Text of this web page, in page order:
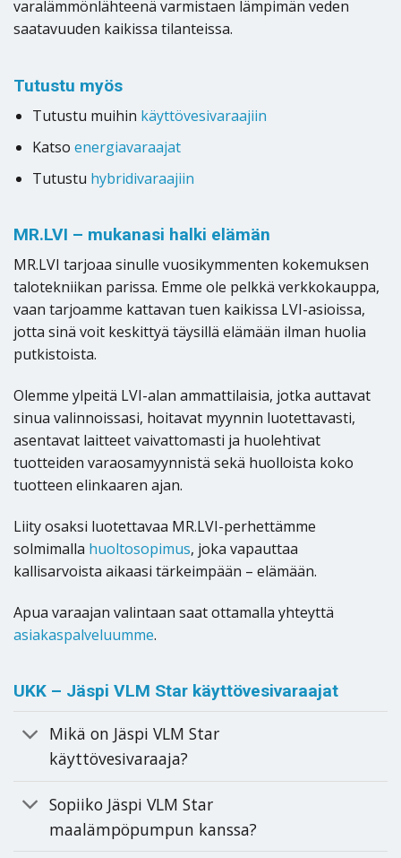
varalämmönlähteenä varmistaen lämpimän veden
saatavuuden kaikissa tilanteissa.
Tutustu myös
Tutustu muihin käyttövesivaraajiin
Katso energiavaraajat
Tutustu hybridivaraajiin
MR.LVI – mukanasi halki elämän
MR.LVI tarjoaa sinulle vuosikymmenten kokemuksen
talotekniikan parissa. Emme ole pelkkä verkkokauppa,
vaan tarjoamme kattavan tuen kaikissa LVI-asioissa,
jotta sinä voit keskittyä täysillä elämään ilman huolia
putkistoista.
Olemme ylpeitä LVI-alan ammattilaisia, jotka auttavat
sinua valinnoissasi, hoitavat myynnin luotettavasti,
asentavat laitteet vaivattomasti ja huolehtivat
tuotteiden varaosamyynnistä sekä huolloista koko
tuotteen elinkaaren ajan.
Liity osaksi luotettavaa MR.LVI-perhettämme
solmimalla huoltosopimus, joka vapauttaa
kallisarvoista aikaasi tärkeimpään – elämään.
Apua varaajan valintaan saat ottamalla yhteyttä
asiakaspalveluumme.
UKK – Jäspi VLM Star käyttövesivaraajat
Mikä on Jäspi VLM Star
käyttövesivaraaja?
Sopiiko Jäspi VLM Star
maalämpöpumpun kanssa?